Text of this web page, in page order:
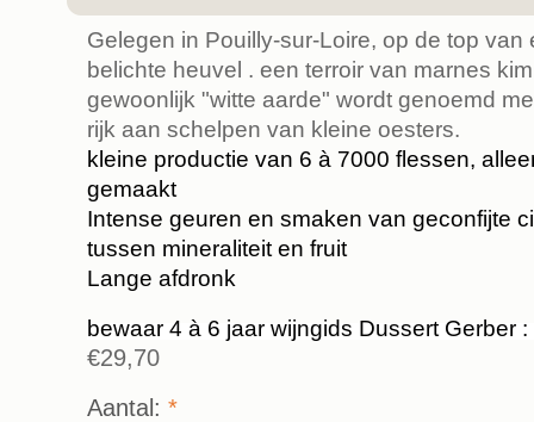
Gelegen in Pouilly-sur-Loire, op de top van
belichte heuvel . een terroir van marnes
gewoonlijk "witte aarde" wordt genoemd
rijk aan schelpen van kleine oesters.
kleine productie van 6 à 7000 flessen,
gemaakt
Intense geuren en smaken van geconfijte
tussen mineraliteit en fruit
Lange afdronk
bewaar 4 à 6 jaar wijngids Dussert Gerber
€29,70
Aantal: *